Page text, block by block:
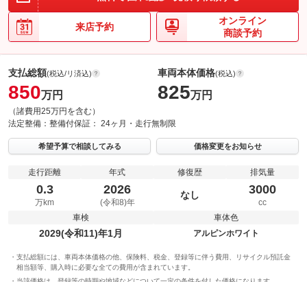
来店予約
オンライン
商談予約
支払総額(税込/リ済込)
850万円
（諸費用25万円を含む）
車両本体価格(税込)
825万円
法定整備： 整備付保証： 24ヶ月・走行無制限
希望予算で相談してみる 価格変更をお知らせ
走行距離
0.3
万km
年式
2026
(令和8)年
修復歴
なし
排気量
3000
cc
車検
2029(令和11)年1月
車体色
アルピンホワイト
支払総額には、車両本体価格の他、保険料、税金、登録等に伴う費用、リサイクル預託金
相当額等、購入時に必要な全ての費用が含まれています。